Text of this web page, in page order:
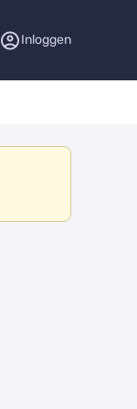
Inloggen